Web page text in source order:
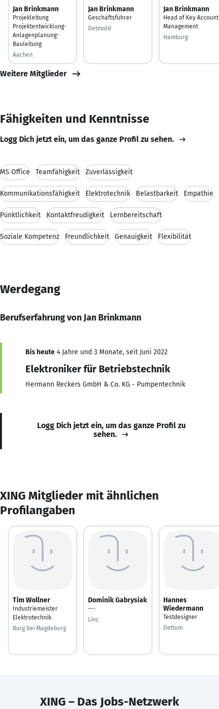
Jan Brinkmann
Projekleitung
Projektentwicklung-
Anlagenplanung-
Bauleitung
Aachen
Jan Brinkmann
Geschäftsführer
Detmold
Jan Brinkmann
Head of Key Account
Management
Hamburg
Weitere Mitglieder
Fähigkeiten und Kenntnisse
Logg Dich jetzt ein, um das ganze Profil zu sehen.
MS Office Teamfähigkeit Zuverlässigkeit
Kommunikationsfähigkeit Elektrotechnik Belastbarkeit Empathie
Pünktlichkeit Kontaktfreudigkeit Lernbereitschaft
Soziale Kompetenz Freundlichkeit Genauigkeit Flexibilität
Werdegang
Berufserfahrung von Jan Brinkmann
Bis heute 4 Jahre und 3 Monate, seit Juni 2022
Elektroniker für Betriebstechnik
Hermann Reckers GmbH & Co. KG - Pumpentechnik
Logg Dich jetzt ein, um das ganze Profil zu
sehen.
XING Mitglieder mit ähnlichen
Profilangaben
Tim Wollner
Industriemeister
Elektrotechnik
Burg bei Magdeburg
Dominik Gabrysiak
---
Linz
Hannes
Wiedermann
Testdesigner
Dettum
XING – Das Jobs-Netzwerk